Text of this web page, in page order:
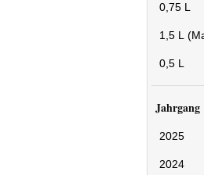
0,75 L
1,5 L
0,5 L
Jahrgang
2025
2024